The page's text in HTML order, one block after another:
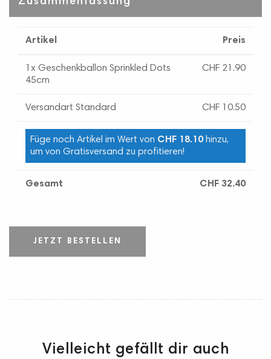
Artikel Preis
1x Geschenkballon Sprinkled Dots
45cm
CHF 21.90
Versandart Standard CHF 10.50
Füge noch Artikel im Wert von CHF 18.10hinzu,
um von Gratisversand zu profitieren!
Gesamt CHF 32.40
JETZT BESTELLEN
Vielleicht gefällt dir auch